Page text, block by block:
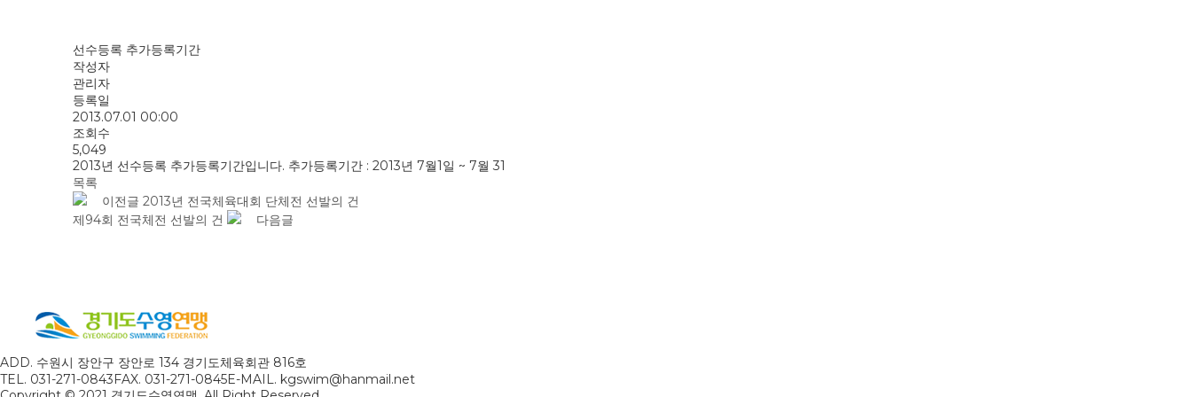
선수등록 추가등록기간
작성자
관리자
등록일
2013.07.01 00:00
조회수
5,049
2013년 선수등록 추가등록기간입니다. 추가등록기간 : 2013년 7월1일 ~ 7월 31
목록
이전글 2013년 전국체육대회 단체전 선발의 건
제94회 전국체전 선발의 건
다음글
ADD. 수원시 장안구 장안로 134 경기도체육회관 816호
TEL. 031-271-0843FAX. 031-271-0845E-MAIL. kgswim@hanmail.net